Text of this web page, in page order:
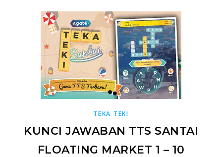
TEKA TEKI
KUNCI JAWABAN TTS SANTAI
FLOATING MARKET 1 – 10